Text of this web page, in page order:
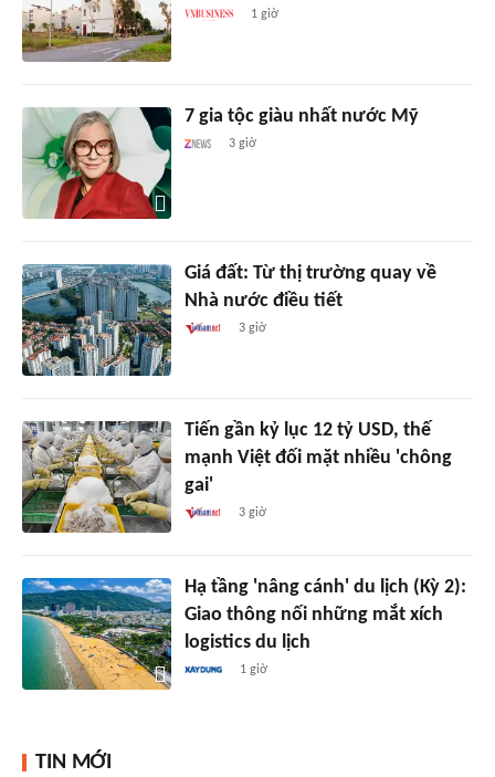
1 giờ
7 gia tộc giàu nhất nước Mỹ
3 giờ
Giá đất: Từ thị trường quay về
Nhà nước điều tiết
3 giờ
Tiến gần kỷ lục 12 tỷ USD, thế
mạnh Việt đối mặt nhiều 'chông
gai'
3 giờ
Hạ tầng 'nâng cánh' du lịch (Kỳ 2):
Giao thông nối những mắt xích
logistics du lịch
1 giờ
TIN MỚI